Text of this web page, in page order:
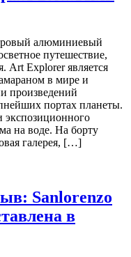
алюминиевый
путешествие,
Art Explorer является
в мире и
произведений
портах планеты.
экспозиционного
на воде. На борту
галерея, […]
Sanlorenzo
в